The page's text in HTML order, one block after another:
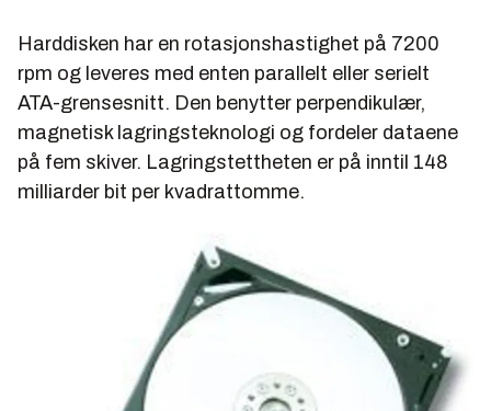
Harddisken har en rotasjonshastighet på 7200
rpm og leveres med enten parallelt eller serielt
ATA-grensesnitt. Den benytter perpendikulær,
magnetisk lagringsteknologi og fordeler dataene
på fem skiver. Lagringstettheten er på inntil 148
milliarder bit per kvadrattomme.